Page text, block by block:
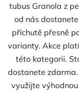
tubus Granola z
od nás
příchutě přesně
varianty. Akce
této kategorii.
dostanete
využijte